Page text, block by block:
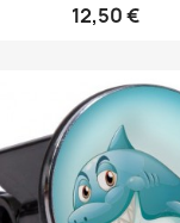
12,50 €